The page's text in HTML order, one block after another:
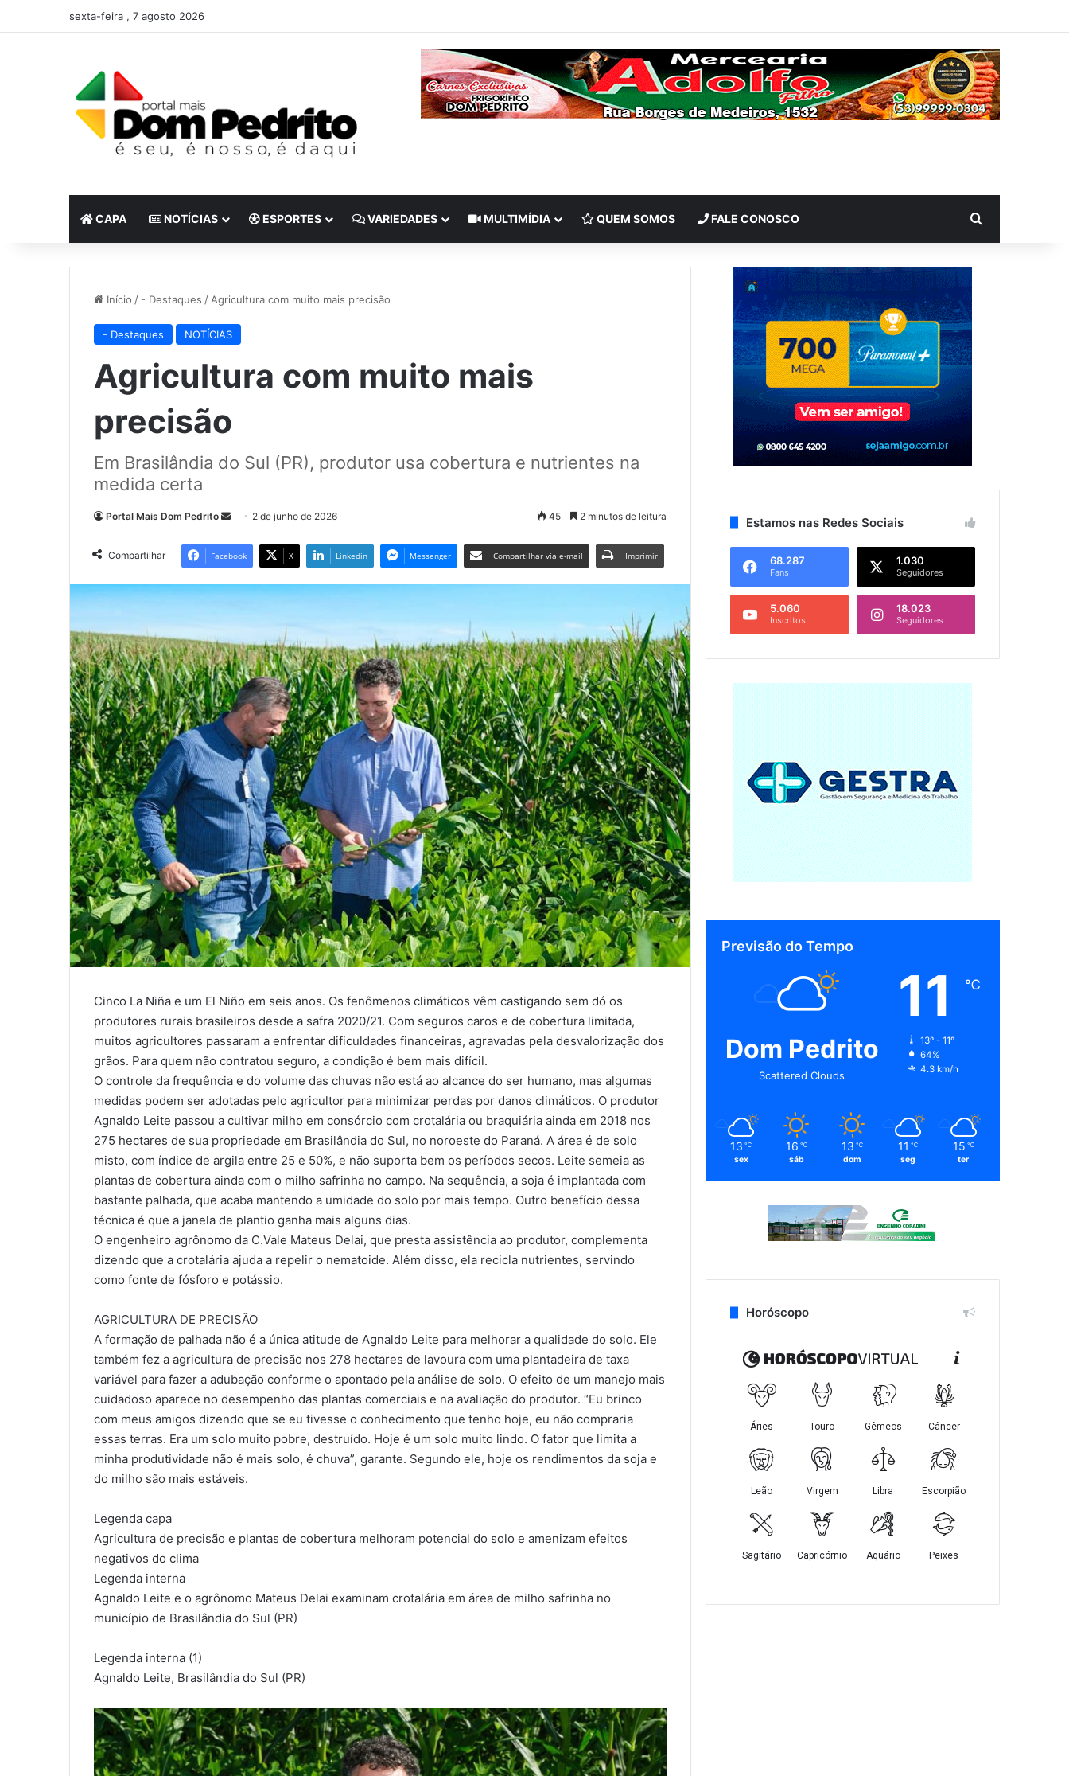
sexta-feira , 7 agosto 2026
CAPA NOTÍCIAS ESPORTES VARIEDADES MULTIMÍDIA QUEM SOMOS FALE CONOSCO
Início / - Destaques / Agricultura com muito mais precisão
- Destaques NOTÍCIAS
Agricultura com muito mais
precisão
Em Brasilândia do Sul (PR), produtor usa cobertura e nutrientes na
medida certa
Portal Mais Dom Pedrito
Mande
e-
2 de junho de 2026 45 2 minutos de leitura
Compartilhar Facebook X Linkedin Messenger Compartilhar via e-mail Imprimir
Cinco La Niña e um El Niño em seis anos. Os fenômenos climáticos vêm castigando sem dó os
produtores rurais brasileiros desde a safra 2020/21. Com seguros caros e de cobertura limitada,
muitos agricultores passaram a enfrentar dificuldades financeiras, agravadas pela desvalorização dos
grãos. Para quem não contratou seguro, a condição é bem mais difícil.
O controle da frequência e do volume das chuvas não está ao alcance do ser humano, mas algumas
medidas podem ser adotadas pelo agricultor para minimizar perdas por danos climáticos. O produtor
Agnaldo Leite passou a cultivar milho em consórcio com crotalária ou braquiária ainda em 2018 nos
275 hectares de sua propriedade em Brasilândia do Sul, no noroeste do Paraná. A área é de solo
misto, com índice de argila entre 25 e 50%, e não suporta bem os períodos secos. Leite semeia as
plantas de cobertura ainda com o milho safrinha no campo. Na sequência, a soja é implantada com
bastante palhada, que acaba mantendo a umidade do solo por mais tempo. Outro benefício dessa
técnica é que a janela de plantio ganha mais alguns dias.
O engenheiro agrônomo da C.Vale Mateus Delai, que presta assistência ao produtor, complementa
dizendo que a crotalária ajuda a repelir o nematoide. Além disso, ela recicla nutrientes, servindo
como fonte de fósforo e potássio.
AGRICULTURA DE PRECISÃO
A formação de palhada não é a única atitude de Agnaldo Leite para melhorar a qualidade do solo. Ele
também fez a agricultura de precisão nos 278 hectares de lavoura com uma plantadeira de taxa
variável para fazer a adubação conforme o apontado pela análise de solo. O efeito de um manejo mais
cuidadoso aparece no desempenho das plantas comerciais e na avaliação do produtor. “Eu brinco
com meus amigos dizendo que se eu tivesse o conhecimento que tenho hoje, eu não compraria
essas terras. Era um solo muito pobre, destruído. Hoje é um solo muito lindo. O fator que limita a
minha produtividade não é mais solo, é chuva”, garante. Segundo ele, hoje os rendimentos da soja e
do milho são mais estáveis.
Legenda capa
Agricultura de precisão e plantas de cobertura melhoram potencial do solo e amenizam efeitos
negativos do clima
Legenda interna
Agnaldo Leite e o agrônomo Mateus Delai examinam crotalária em área de milho safrinha no
município de Brasilândia do Sul (PR)
Legenda interna (1)
Agnaldo Leite, Brasilândia do Sul (PR)
Estamos nas Redes Sociais
68.287
Fans
1.030
Seguidores
5.060
Inscritos
18.023
Seguidores
Previsão do Tempo
Dom Pedrito
Scattered Clouds
11 ℃
13º - 11º
64%
4.3 km/h
13 ℃
sex
16 ℃
sáb
13 ℃
dom
11 ℃
seg
15 ℃
ter
Horóscopo